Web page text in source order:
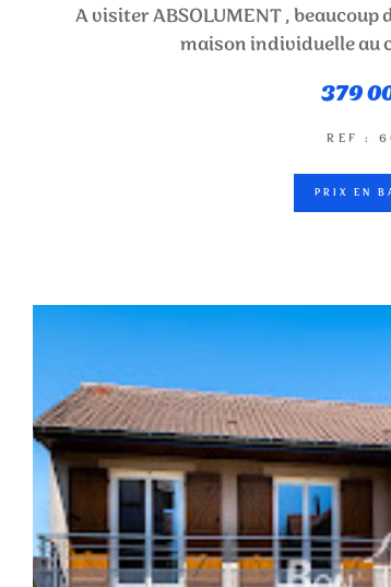
A visiter ABSOLUMENT ,
maison individuelle au
379
REF :
PRIX EN